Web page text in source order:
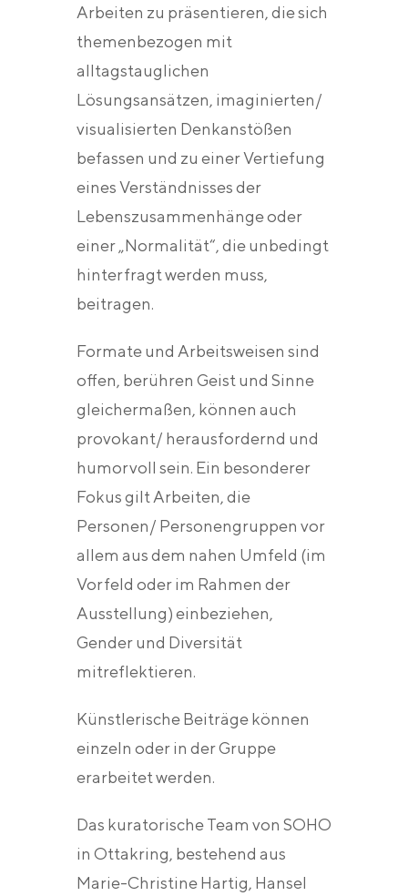
Arbeiten zu präsentieren, die sich
themenbezogen mit
alltagstauglichen
Lösungsansätzen, imaginierten/
visualisierten Denkanstößen
befassen und zu einer Vertiefung
eines Verständnisses der
Lebenszusammenhänge oder
einer „Normalität“, die unbedingt
hinterfragt werden muss,
beitragen.
Formate und Arbeitsweisen sind
offen, berühren Geist und Sinne
gleichermaßen, können auch
provokant/ herausfordernd und
humorvoll sein. Ein besonderer
Fokus gilt Arbeiten, die
Personen/ Personengruppen vor
allem aus dem nahen Umfeld (im
Vorfeld oder im Rahmen der
Ausstellung) einbeziehen,
Gender und Diversität
mitreflektieren.
Künstlerische Beiträge können
einzeln oder in der Gruppe
erarbeitet werden.
Das kuratorische Team von SOHO
in Ottakring, bestehend aus
Marie-Christine Hartig, Hansel